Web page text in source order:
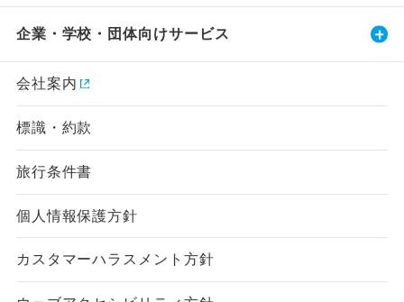
企業・学校・団体向けサービス
会社案内
標識・約款
旅行条件書
個人情報保護方針
カスタマーハラスメント方針